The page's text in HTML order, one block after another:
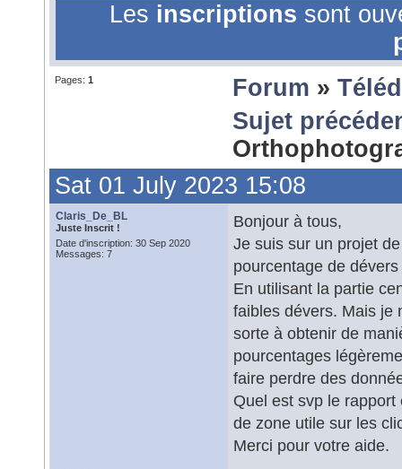
Les inscriptions sont
Pages: 1 Forum »
Sujet
Sat 01 July 2023 15:08
Claris_De_BL
Juste Inscrit !
Date d'inscription: 30 Sep 2020
Messages: 7
Bonjour à tous,
Je suis sur un projet
pourcentage de
En utilisant la partie
faibles dévers. Mais je
sorte à obtenir de
pourcentages
faire perdre des
Quel est svp le
de zone utile sur les
Merci pour votre aide.